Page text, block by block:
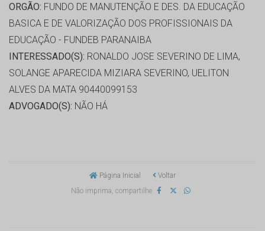
ORGÃO: FUNDO DE MANUTENÇÃO E DES. DA EDUCAÇÃO
BASICA E DE VALORIZAÇÃO DOS PROFISSIONAIS DA
EDUCAÇÃO - FUNDEB PARANAIBA
INTERESSADO(S): RONALDO JOSE SEVERINO DE LIMA,
SOLANGE APARECIDA MIZIARA SEVERINO, UELITON
ALVES DA MATA 90440099153
ADVOGADO(S): NÃO HÁ
Página Inicial
Voltar
Não imprima, compartilhe